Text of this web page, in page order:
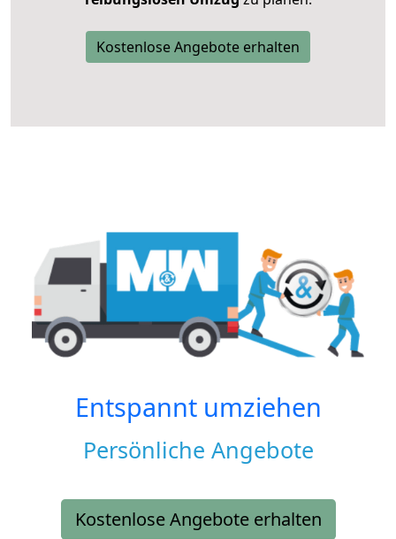
Kostenlose Angebote erhalten
Entspannt umziehen
Persönliche Angebote
Kostenlose Angebote erhalten